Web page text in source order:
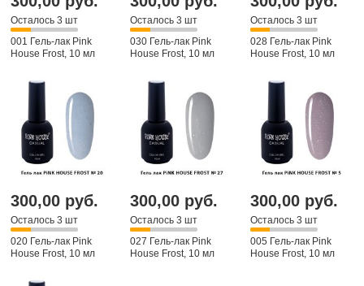
Осталось 3 шт
001 Гель-лак Pink
House Frost, 10 мл
Осталось 3 шт
030 Гель-лак Pink
House Frost, 10 мл
Осталось 3 шт
028 Гель-лак Pink
House Frost, 10 мл
300,00 руб.
Осталось 3 шт
020 Гель-лак Pink
House Frost, 10 мл
300,00 руб.
Осталось 3 шт
027 Гель-лак Pink
House Frost, 10 мл
300,00 руб.
Осталось 3 шт
005 Гель-лак Pink
House Frost, 10 мл